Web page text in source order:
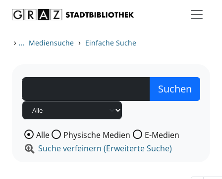
› ... Mediensuche › Einfache Suche
Wählen Sie die Medienart nach der Sie suchen wollen.
Alle Physische Medien
E-Medien
Suche verfeinern (Erweiterte Suche)